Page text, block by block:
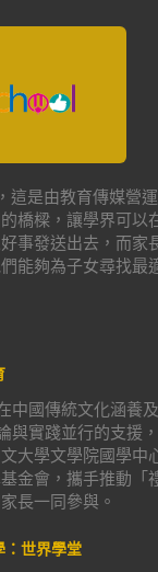
這是由教育傳媒營
橋樑，讓學界可以
事發送出去，而家
能夠為子女尋找最
中國傳統文化涵養
與實踐並行的支援
大學文學院國學中
金會，攜手推動「
長一同參與。
：世界學堂